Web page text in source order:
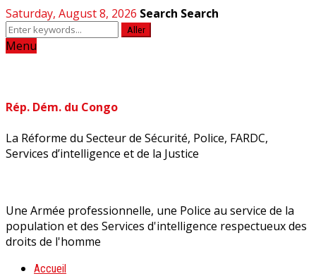
Saturday, August 8, 2026 Search Search
Aller
Menu
Rép. Dém. du Congo
La Réforme du Secteur de Sécurité, Police, FARDC,
Services d’intelligence et de la Justice
Une Armée professionnelle, une Police au service de la
population et des Services d'intelligence respectueux des
droits de l'homme
Accueil